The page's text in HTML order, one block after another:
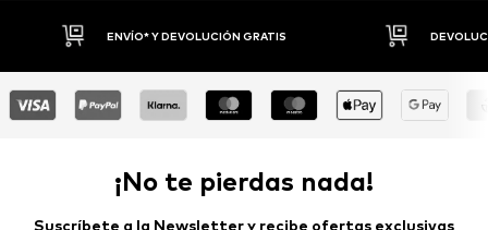
DEVOLUCIONES HASTA 30 DÍAS
¡No te pierdas nada!
Suscríbete a la Newsletter y recibe ofertas exclusivas